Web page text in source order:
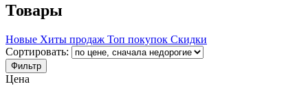
Товары
Новые Хиты продаж Топ покупок Скидки
Сортировать:
Фильтр
Цена